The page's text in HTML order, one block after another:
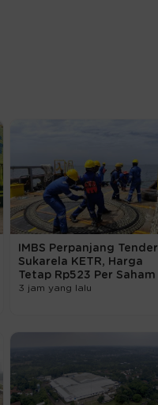
IMBS Perpanjang Tender
Sukarela KETR, Harga
Tetap Rp523 Per Saham
3 jam yang lalu